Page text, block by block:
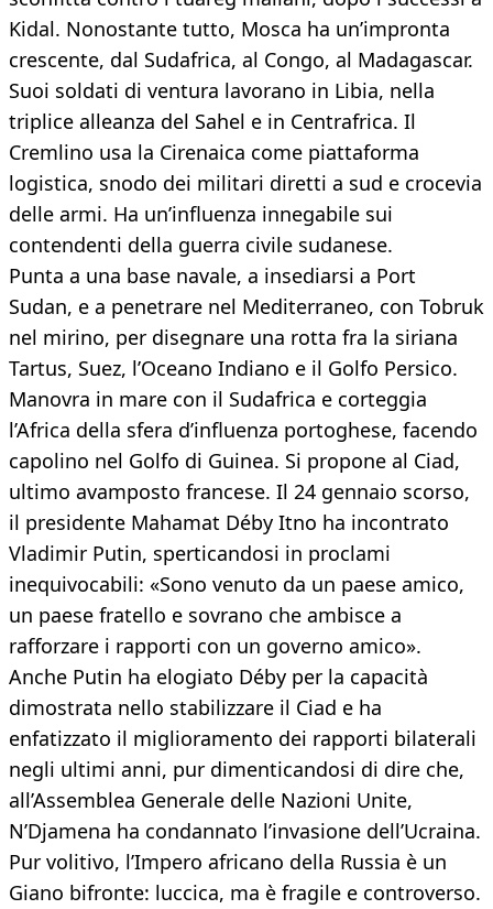
Kidal. Nonostante tutto, Mosca ha un’impronta
crescente, dal Sudafrica, al Congo, al Madagascar.
Suoi soldati di ventura lavorano in Libia, nella
triplice alleanza del Sahel e in Centrafrica. Il
Cremlino usa la Cirenaica come piattaforma
logistica, snodo dei militari diretti a sud e crocevia
delle armi. Ha un’influenza innegabile sui
contendenti della guerra civile sudanese.
Punta a una base navale, a insediarsi a Port
Sudan, e a penetrare nel Mediterraneo, con Tobruk
nel mirino, per disegnare una rotta fra la siriana
Tartus, Suez, l’Oceano Indiano e il Golfo Persico.
Manovra in mare con il Sudafrica e corteggia
l’Africa della sfera d’influenza portoghese, facendo
capolino nel Golfo di Guinea. Si propone al Ciad,
ultimo avamposto francese. Il 24 gennaio scorso,
il presidente Mahamat Déby Itno ha incontrato
Vladimir Putin, sperticandosi in proclami
inequivocabili: «Sono venuto da un paese amico,
un paese fratello e sovrano che ambisce a
rafforzare i rapporti con un governo amico».
Anche Putin ha elogiato Déby per la capacità
dimostrata nello stabilizzare il Ciad e ha
enfatizzato il miglioramento dei rapporti bilaterali
negli ultimi anni, pur dimenticandosi di dire che,
all’Assemblea Generale delle Nazioni Unite,
N’Djamena ha condannato l’invasione dell’Ucraina.
Pur volitivo, l’Impero africano della Russia è un
Giano bifronte: luccica, ma è fragile e controverso.